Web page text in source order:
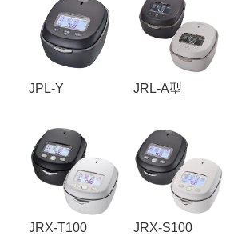
JPL-Y JRL-A型
JRX-T100 JRX-S100